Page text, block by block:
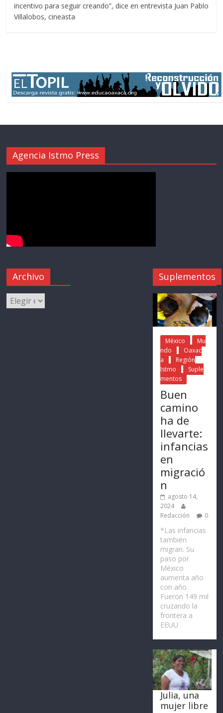
incentivo para seguir creando”, dice en entrevista Juan Pablo
Villalobos, cineasta
Agencia Istmo Press
Archivo Suplementos
México
Mu
ndo
Oaxac
a
Región
Istmo
Suple
mentos
Buen
camino
ha de
llevarte:
infancias
en
migració
n
agosto 14,
2024
Redacción
0
*Las infancias
también
migran. Su
paso por
México
aumenta año
con año.
Fueron 149 mil
cruzando la
frontera a
EEUU
Julia, una
mujer libre